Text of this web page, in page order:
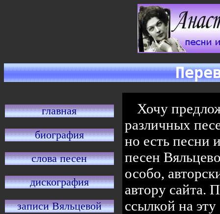
главная
биография
слова песен
дискография
записи Вяльцевой
Хочу
различных
но есть песни
песен
особо,
автору сайта.
ссылкой на